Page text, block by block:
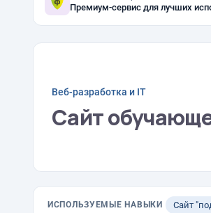
Премиум-сервис для лучших
Веб-разработка и IT
Сайт
ИСПОЛЬЗУЕМЫЕ НАВЫКИ Сайт